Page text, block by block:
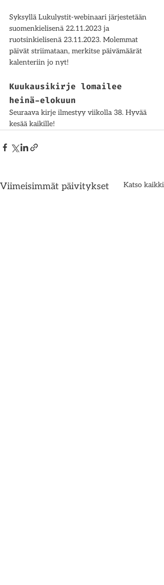
Syksyllä Lukulystit-webinaari järjestetään
suomenkielisenä 22.11.2023 ja
ruotsinkielisenä 23.11.2023. Molemmat
päivät striimataan, merkitse päivämäärät
kalenteriin jo nyt!
Kuukausikirje lomailee
heinä-elokuun
Seuraava kirje ilmestyy viikolla 38. Hyvää
kesää kaikille!
Viimeisimmät päivitykset Katso kaikki